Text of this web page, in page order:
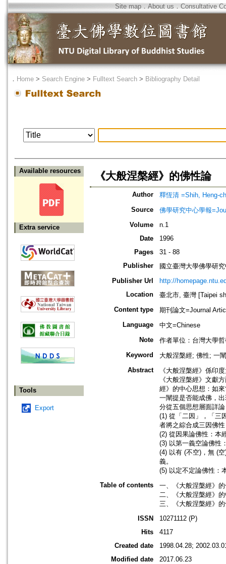
Site map．About us ． Consultative
． Home > Search Engine > Fulltext Search > Bibliography Detail
Available resources
Extra service
Tools
Export
《大般涅槃經》的佛性論
Author
釋恆清 =Shih, Heng-
Source
佛學研究中心學報
Volume
n.1
Date
1996
Pages
31 - 88
Publisher
國立臺灣大學佛學研
Publisher Url
http://
Location
臺北市, 臺灣 [Taipei
Content type
期刊論文=Journal
Language
中文=Chinese
Note
作者單位：台灣大學
Keyword
大般涅槃經; 佛性; 一
Abstract
《大般涅槃經》係印
《大般涅槃經》文獻
經》的中心思想：如
一闡提是否能成佛，
分從五個思想層面詳
(1) 從「二因」，「三
者將之綜合成三因佛
(2) 從因果論佛性：本
(3) 以第一義空論佛性
(4) 以有 (不空)，無 (
義。
(5) 以定不定論佛性：
Table of contents
一、《大般涅槃經》
二、《大般涅槃經》
三、《大般涅槃經》
ISSN
10271112 (P)
Hits
4117
Created date
1998.04.28;
Modified date
2017.06.23